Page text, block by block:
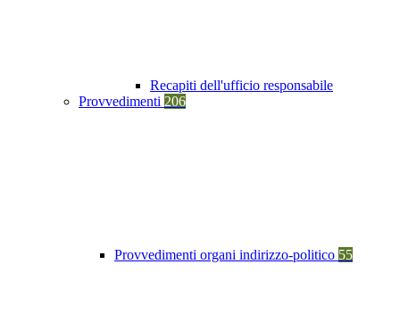
Recapiti dell'ufficio responsabile
Provvedimenti 206
Provvedimenti organi indirizzo-politico 55